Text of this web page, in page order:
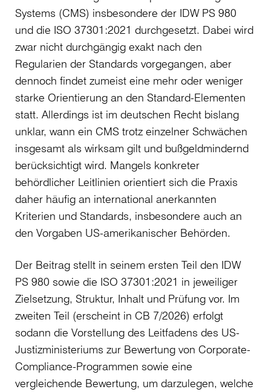
Systems (CMS) insbesondere der IDW PS 980
und die ISO 37301:2021 durchgesetzt. Dabei wird
zwar nicht durchgängig exakt nach den
Regularien der Standards vorgegangen, aber
dennoch findet zumeist eine mehr oder weniger
starke Orientierung an den Standard-Elementen
statt. Allerdings ist im deutschen Recht bislang
unklar, wann ein CMS trotz einzelner Schwächen
insgesamt als wirksam gilt und bußgeldmindernd
berücksichtigt wird. Mangels konkreter
behördlicher Leitlinien orientiert sich die Praxis
daher häufig an international anerkannten
Kriterien und Standards, insbesondere auch an
den Vorgaben US-amerikanischer Behörden.
Der Beitrag stellt in seinem ersten Teil den IDW
PS 980 sowie die ISO 37301:2021 in jeweiliger
Zielsetzung, Struktur, Inhalt und Prüfung vor. Im
zweiten Teil (erscheint in CB 7/2026) erfolgt
sodann die Vorstellung des Leitfadens des US-
Justizministeriums zur Bewertung von Corporate-
Compliance-Programmen sowie eine
vergleichende Bewertung, um darzulegen, welche